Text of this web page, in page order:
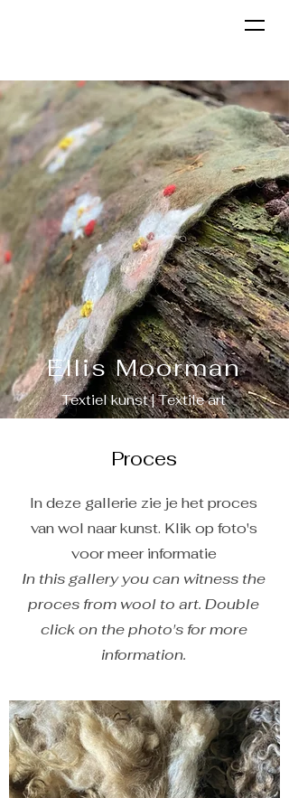
Ellis Moorman
Textiel kunst | Textile art
Proces
In deze gallerie zie je het proces
van wol naar kunst. Klik op foto's
voor meer informatie
In this gallery you can witness the
proces from wool to art. Double
click on the photo's for more
information.